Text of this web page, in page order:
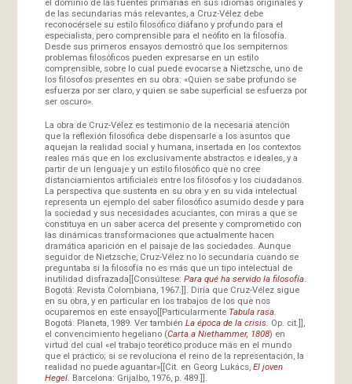
de las secundarias más relevantes, a Cruz-Vélez debe
reconocérsele su estilo filosófico diáfano y profundo para el
especialista, pero comprensible para el neófito en la filosofía.
Desde sus primeros ensayos demostró que los sempiternos
problemas filosóficos pueden expresarse en un estilo
comprensible, sobre lo cual puede evocarse a Nietzsche, uno de
los filósofos presentes en su obra: «Quien se sabe profundo se
esfuerza por ser claro, y quien se sabe superficial se esfuerza por
ser oscuro».
La obra de Cruz-Vélez es testimonio de la necesaria atención
que la reflexión filosófica debe dispensarle a los asuntos que
aquejan la realidad social y humana, insertada en los contextos
reales más que en los exclusivamente abstractos e ideales, y a
partir de un lenguaje y un estilo filosófico que no cree
distanciamientos artificiales entre los filósofos y los ciudadanos.
La perspectiva que sustenta en su obra y en su vida intelectual
representa un ejemplo del saber filosófico asumido desde y para
la sociedad y sus necesidades acuciantes, con miras a que se
constituya en un saber acerca del presente y comprometido con
las dinámicas transformaciones que actualmente hacen
dramática aparición en el paisaje de las sociedades. Aunque
seguidor de Nietzsche, Cruz-Vélez no lo secundaría cuando se
preguntaba si la filosofía no es más que un tipo intelectual de
inutilidad disfrazada[[Consúltese: Para qué ha servido la filosofía.
Bogotá: Revista Colombiana, 1967.]]. Diría que Cruz-Vélez sigue
en su obra, y en particular en los trabajos de los que nos
ocuparemos en este ensayo[[Particularmente Tabula rasa.
Bogotá: Planeta, 1989. Ver también La época de la crisis. Op. cit.]],
el convencimiento hegeliano (Carta a Niethammer, 1808) en
virtud del cual «el trabajo teorético produce más en el mundo
que el práctico; si se revoluciona el reino de la representación, la
realidad no puede aguantar»[[Cit. en Georg Lukács, El joven
Hegel. Barcelona: Grijalbo, 1976, p. 489.]].